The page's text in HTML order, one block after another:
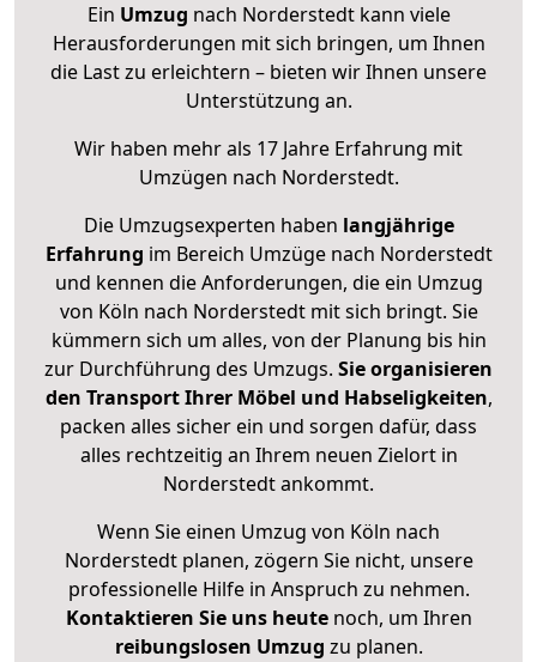
Ein Umzug nach Norderstedt kann viele
Herausforderungen mit sich bringen, um Ihnen
die Last zu erleichtern – bieten wir Ihnen unsere
Unterstützung an.
Wir haben mehr als 17 Jahre Erfahrung mit
Umzügen nach Norderstedt.
Die Umzugsexperten haben langjährige
Erfahrung im Bereich Umzüge nach Norderstedt
und kennen die Anforderungen, die ein Umzug
von Köln nach Norderstedt mit sich bringt. Sie
kümmern sich um alles, von der Planung bis hin
zur Durchführung des Umzugs. Sie organisieren
den Transport Ihrer Möbel und Habseligkeiten,
packen alles sicher ein und sorgen dafür, dass
alles rechtzeitig an Ihrem neuen Zielort in
Norderstedt ankommt.
Wenn Sie einen Umzug von Köln nach
Norderstedt planen, zögern Sie nicht, unsere
professionelle Hilfe in Anspruch zu nehmen.
Kontaktieren Sie uns heutenoch, um Ihren
reibungslosen Umzug zu planen.